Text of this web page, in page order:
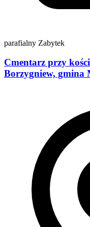
parafialny Zabytek
Cmentarz przy
Borzygniew, gmina